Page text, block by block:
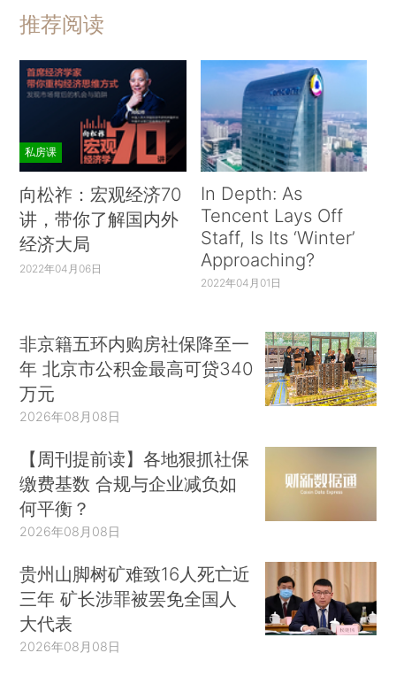
推荐阅读
私房课
向松祚：宏观经济70
讲，带你了解国内外
经济大局
2022年04月06日
In Depth: As
Tencent Lays Off
Staff, Is Its ‘Winter’
Approaching?
2022年04月01日
非京籍五环内购房社保降至一
年 北京市公积金最高可贷340
万元
2026年08月08日
【周刊提前读】各地狠抓社保
缴费基数 合规与企业减负如
何平衡？
2026年08月08日
贵州山脚树矿难致16人死亡近
三年 矿长涉罪被罢免全国人
大代表
2026年08月08日